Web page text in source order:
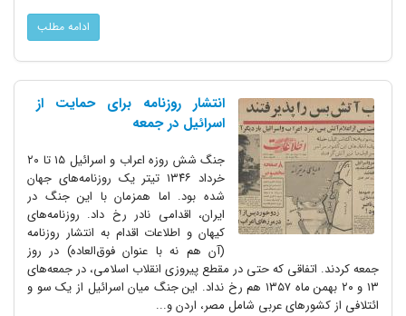
ادامه مطلب
انتشار روزنامه برای حمایت از
اسرائیل در جمعه
جنگ شش روزه اعراب و اسرائیل ۱۵ تا ۲۰
خرداد ۱۳۴۶ تیتر یک روزنامه‌های جهان
شده بود. اما همزمان با این جنگ در
ایران، اقدامی نادر رخ داد. روزنامه‌های
کیهان و اطلاعات اقدام به انتشار روزنامه
(آن هم نه با عنوان فوق‌العاده) در روز
جمعه کردند. اتفاقی که حتی در مقطع پیروزی انقلاب اسلامی، در جمعه‌های
۱۳ و ۲۰ بهمن ماه ۱۳۵۷ هم رخ نداد. این جنگ میان اسرائیل از یک سو و
ائتلافی از کشورهای عربی شامل مصر، اردن و...